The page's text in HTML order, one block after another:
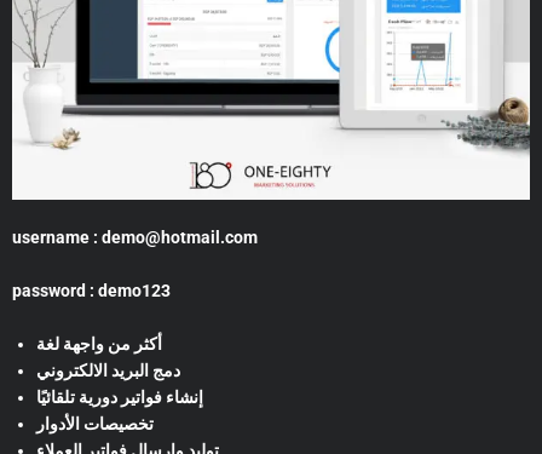
username : demo@hotmail.com
password : demo123
أكثر من واجهة لغة
دمج البريد الالكتروني
إنشاء فواتير دورية تلقائيًا
تخصيصات الأدوار